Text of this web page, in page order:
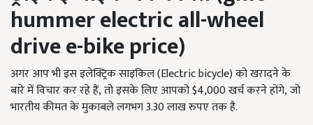
hummer electric all-wheel
drive e-bike price)
अगर आप भी इस इलेक्ट्रिक साइकिल (Electric bicycle)को खरादने के
बारे में विचार कर रहे हैं, तो इसके लिए आपको $4,000खर्च करने होंगे, जो
भारतीय कीमत के मुकाबले लगभग 3.30लाख रुपए तक है.